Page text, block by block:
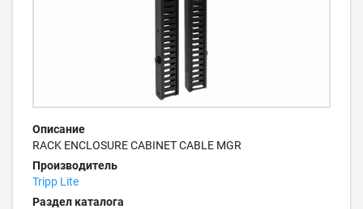
Описание
RACK ENCLOSURE CABINET CABLE MGR
Производитель
Tripp Lite
Раздел каталога